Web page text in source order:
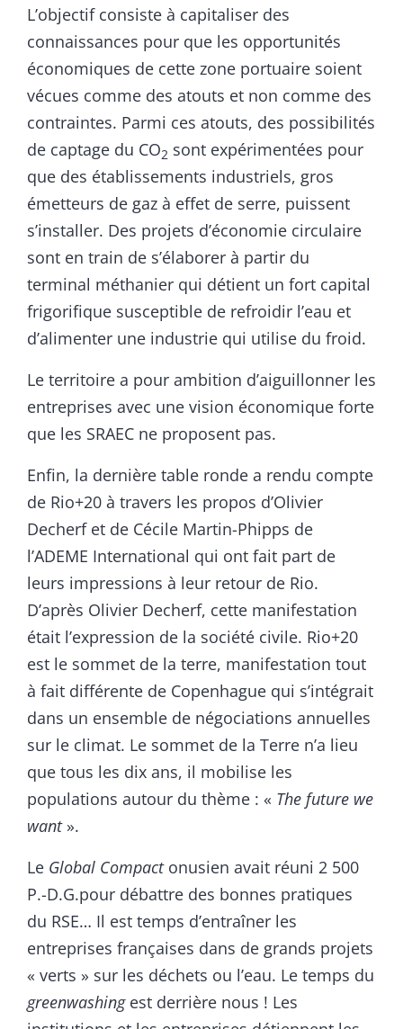
L’objectif consiste à capitaliser des
connaissances pour que les opportunités
économiques de cette zone portuaire soient
vécues comme des atouts et non comme des
contraintes. Parmi ces atouts, des possibilités
de captage du CO2 sont expérimentées pour
que des établissements industriels, gros
émetteurs de gaz à effet de serre, puissent
s’installer. Des projets d’économie circulaire
sont en train de s’élaborer à partir du
terminal méthanier qui détient un fort capital
frigorifique susceptible de refroidir l’eau et
d’alimenter une industrie qui utilise du froid.
Le territoire a pour ambition d’aiguillonner les
entreprises avec une vision économique forte
que les SRAEC ne proposent pas.
Enfin, la dernière table ronde a rendu compte
de Rio+20 à travers les propos d’Olivier
Decherf et de Cécile Martin-Phipps de
l’ADEME International qui ont fait part de
leurs impressions à leur retour de Rio.
D’après Olivier Decherf, cette manifestation
était l’expression de la société civile. Rio+20
est le sommet de la terre, manifestation tout
à fait différente de Copenhague qui s’intégrait
dans un ensemble de négociations annuelles
sur le climat. Le sommet de la Terre n’a lieu
que tous les dix ans, il mobilise les
populations autour du thème : « The future we
want».
Le Global Compactonusien avait réuni 2 500
P.-D.G.pour débattre des bonnes pratiques
du RSE… Il est temps d’entraîner les
entreprises françaises dans de grands projets
« verts » sur les déchets ou l’eau. Le temps du
greenwashingest derrière nous ! Les